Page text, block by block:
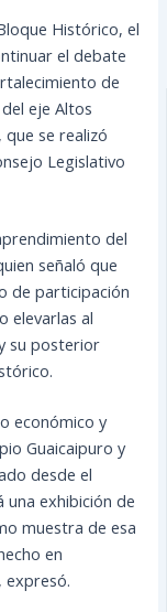
Histórico, el
el debate
de
eje Altos
se realizó
Legislativo
del
señaló que
de participación
elevarlas al
su posterior
económico y
Guaicaipuro y
desde el
exhibición de
muestra de esa
en
expresó.